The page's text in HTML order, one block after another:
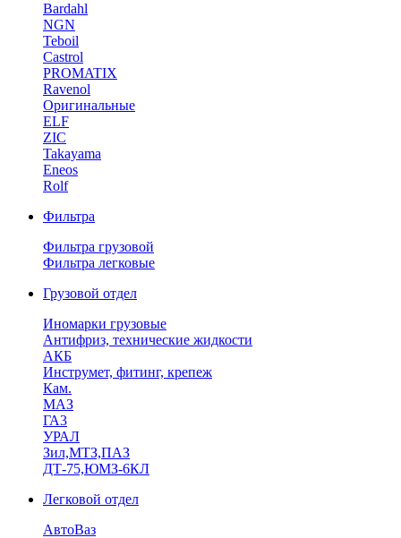
Bardahl
NGN
Teboil
Castrol
PROMATIX
Ravenol
Оригинальные
ELF
ZIC
Takayama
Eneos
Rolf
Фильтра
Фильтра грузовой
Фильтра легковые
Грузовой отдел
Иномарки грузовые
Антифриз, технические жидкости
АКБ
Инструмет, фитинг, крепеж
Кам.
МАЗ
ГА3
УРАЛ
Зил,МТЗ,ПАЗ
ДТ-75,ЮМЗ-6КЛ
Легковой отдел
АвтоВаз